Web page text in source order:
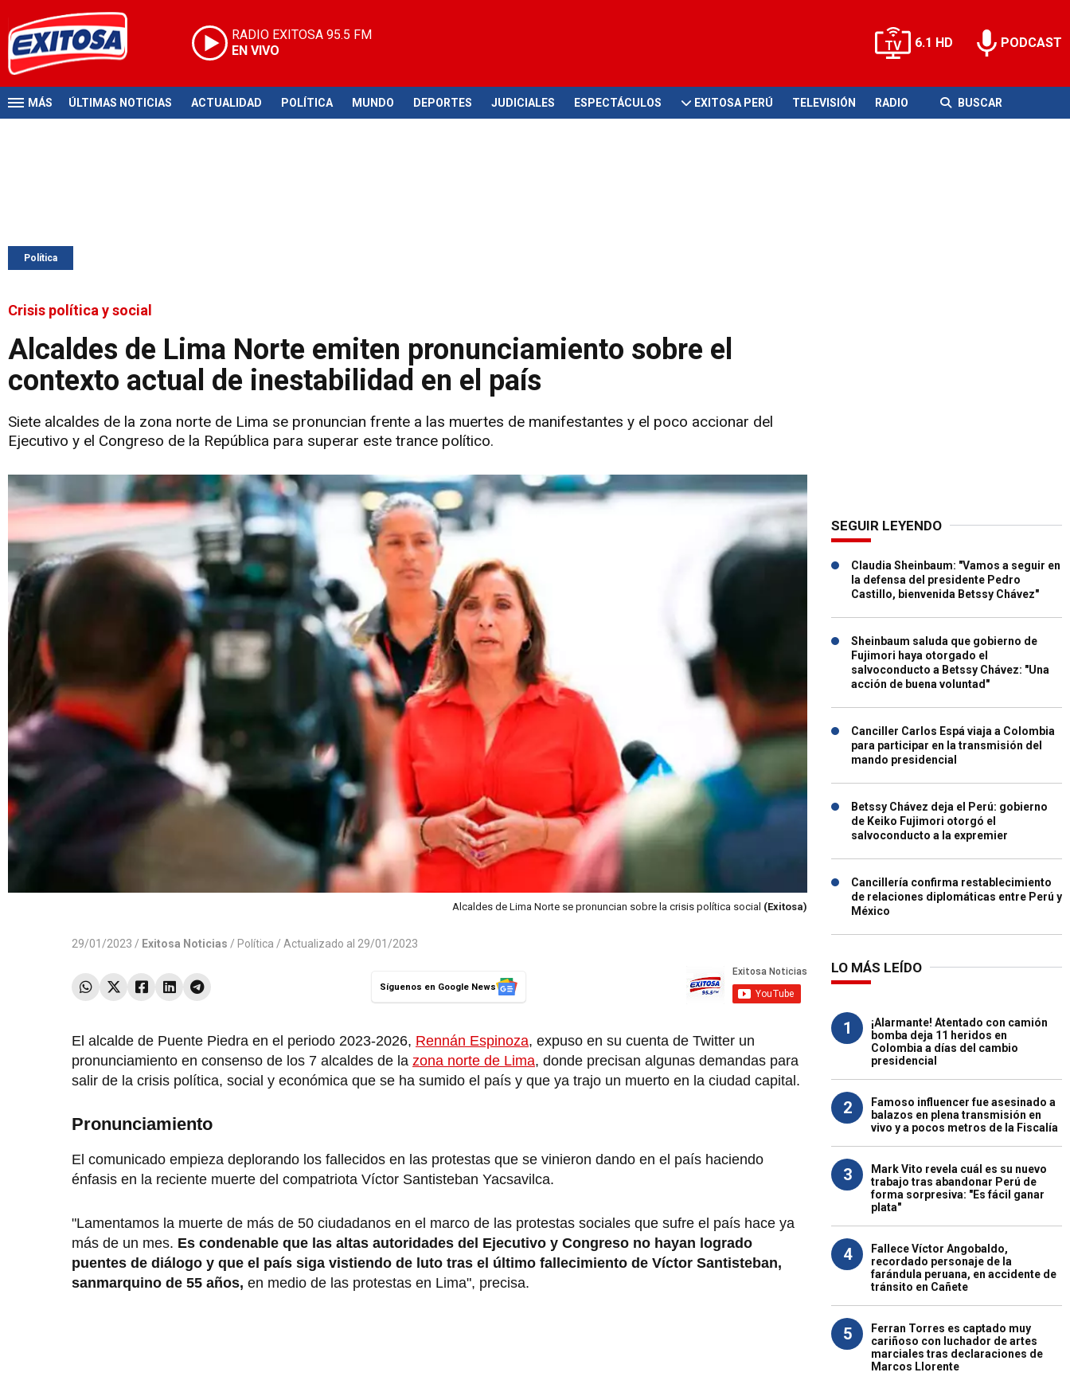
RADIO EXITOSA 95.5 FM
EN VIVO
6.1 HD PODCAST
MÁS ÚLTIMAS NOTICIAS ACTUALIDAD POLÍTICA MUNDO DEPORTES JUDICIALES ESPECTÁCULOS EXITOSA PERÚ TELEVISIÓN RADIO BUSCAR
Política
Crisis política y social
Alcaldes de Lima Norte emiten pronunciamiento sobre el
contexto actual de inestabilidad en el país
Siete alcaldes de la zona norte de Lima se pronuncian frente a las muertes de manifestantes y el poco accionar del
Ejecutivo y el Congreso de la República para superar este trance político.
Alcaldes de Lima Norte se pronuncian sobre la crisis política social (Exitosa)
29/01/2023 / Exitosa Noticias / Política / Actualizado al 29/01/2023
Síguenos en Google News
El alcalde de Puente Piedra en el periodo 2023-2026, Rennán Espinoza, expuso en su cuenta de Twitter un
pronunciamiento en consenso de los 7 alcaldes de la zona norte de Lima, donde precisan algunas demandas para
salir de la crisis política, social y económica que se ha sumido el país y que ya trajo un muerto en la ciudad capital.
Pronunciamiento
El comunicado empieza deplorando los fallecidos en las protestas que se vinieron dando en el país haciendo
énfasis en la reciente muerte del compatriota Víctor Santisteban Yacsavilca.
"Lamentamos la muerte de más de 50 ciudadanos en el marco de las protestas sociales que sufre el país hace ya
más de un mes. Es condenable que las altas autoridades del Ejecutivo y Congreso no hayan logrado
puentes de diálogo y que el país siga vistiendo de luto tras el último fallecimiento de Víctor Santisteban,
sanmarquino de 55 años, en medio de las protestas en Lima", precisa.
SEGUIR LEYENDO
Claudia Sheinbaum: "Vamos a seguir en
la defensa del presidente Pedro
Castillo, bienvenida Betssy Chávez"
Sheinbaum saluda que gobierno de
Fujimori haya otorgado el
salvoconducto a Betssy Chávez: "Una
acción de buena voluntad"
Canciller Carlos Espá viaja a Colombia
para participar en la transmisión del
mando presidencial
Betssy Chávez deja el Perú: gobierno
de Keiko Fujimori otorgó el
salvoconducto a la expremier
Cancillería confirma restablecimiento
de relaciones diplomáticas entre Perú y
México
LO MÁS LEÍDO
1
¡Alarmante! Atentado con camión
bomba deja 11 heridos en
Colombia a días del cambio
presidencial
2
Famoso influencer fue asesinado a
balazos en plena transmisión en
vivo y a pocos metros de la Fiscalía
3
Mark Vito revela cuál es su nuevo
trabajo tras abandonar Perú de
forma sorpresiva: "Es fácil ganar
plata"
4
Fallece Víctor Angobaldo,
recordado personaje de la
farándula peruana, en accidente de
tránsito en Cañete
5
Ferran Torres es captado muy
cariñoso con luchador de artes
marciales tras declaraciones de
Marcos Llorente